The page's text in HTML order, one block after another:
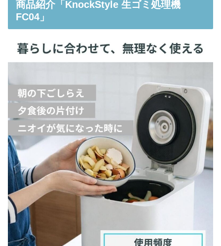
商品紹介「KnockStyle 生ゴミ処理機
FC04」